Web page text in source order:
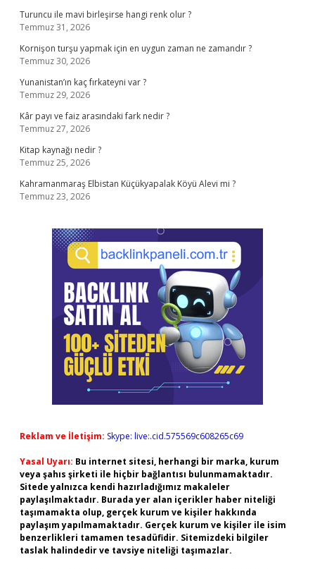
Turuncu ile mavi birleşirse hangi renk olur ?
Temmuz 31, 2026
Kornişon turşu yapmak için en uygun zaman ne zamandır ?
Temmuz 30, 2026
Yunanistan’ın kaç fırkateyni var ?
Temmuz 29, 2026
Kâr payı ve faiz arasındaki fark nedir ?
Temmuz 27, 2026
Kitap kaynağı nedir ?
Temmuz 25, 2026
Kahramanmaraş Elbistan Küçükyapalak Köyü Alevi mi ?
Temmuz 23, 2026
Reklam ve İletişim: Skype: live:.cid.575569c608265c69
Yasal Uyarı: Bu internet sitesi, herhangi bir marka, kurum
veya şahıs şirketi ile hiçbir bağlantısı bulunmamaktadır.
Sitede yalnızca kendi hazırladığımız makaleler
paylaşılmaktadır. Burada yer alan içerikler haber niteliği
taşımamakta olup, gerçek kurum ve kişiler hakkında
paylaşım yapılmamaktadır. Gerçek kurum ve kişiler ile isim
benzerlikleri tamamen tesadüfidir. Sitemizdeki bilgiler
taslak halindedir ve tavsiye niteliği taşımazlar.